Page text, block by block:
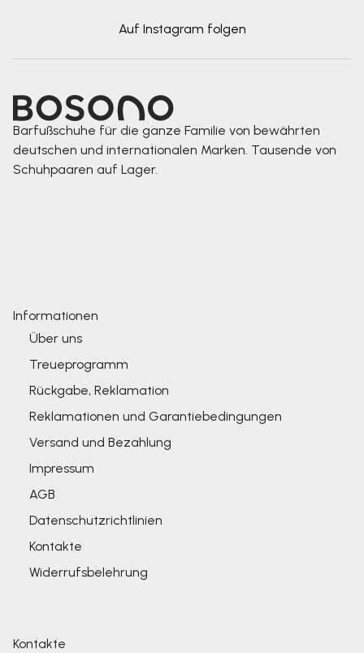
Auf Instagram folgen
Barfußschuhe für die ganze Familie von bewährten
deutschen und internationalen Marken. Tausende von
Schuhpaaren auf Lager.
Informationen
Über uns
Treueprogramm
Rückgabe, Reklamation
Reklamationen und Garantiebedingungen
Versand und Bezahlung
Impressum
AGB
Datenschutzrichtlinien
Kontakte
Widerrufsbelehrung
Kontakte